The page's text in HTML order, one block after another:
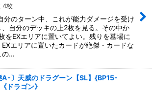
4枚
ターン中、これが能力ダメージを受け
、自分のデッキの上2枚を見る。その中か
をEXエリアに置いてよい。残りを墓場に
EXエリアに置いたカードが絶傑・カードな
の…
A-〕天威のドラグーン【SL】{BP15-
ドラゴン》